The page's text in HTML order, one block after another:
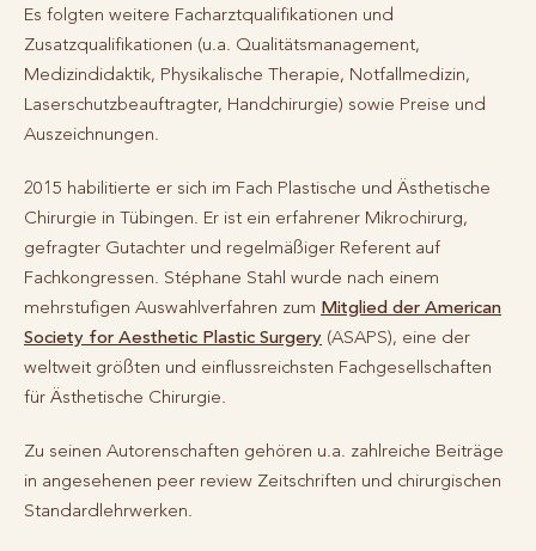
Es folgten weitere Facharztqualifikationen und
Zusatzqualifikationen (u.a. Qualitätsmanagement,
Medizindidaktik, Physikalische Therapie, Notfallmedizin,
Laserschutzbeauftragter, Handchirurgie) sowie Preise und
Auszeichnungen.
2015 habilitierte er sich im Fach Plastische und Ästhetische
Chirurgie in Tübingen. Er ist ein erfahrener Mikrochirurg,
gefragter Gutachter und regelmäßiger Referent auf
Fachkongressen. Stéphane Stahl wurde nach einem
mehrstufigen Auswahlverfahren zum Mitglied der American
Society for Aesthetic Plastic Surgery (ASAPS), eine der
weltweit größten und einflussreichsten Fachgesellschaften
für Ästhetische Chirurgie.
Zu seinen Autorenschaften gehören u.a. zahlreiche Beiträge
in angesehenen peer review Zeitschriften und chirurgischen
Standardlehrwerken.